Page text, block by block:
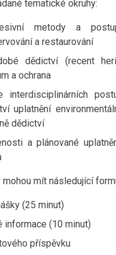
tematické okruhy:
metody a
a restaurování
dědictví (recent
a ochrana
interdisciplinárních
uplatnění
dědictví
a plánované
mohou mít následující
(25 minut)
informace (10 minut)
příspěvku